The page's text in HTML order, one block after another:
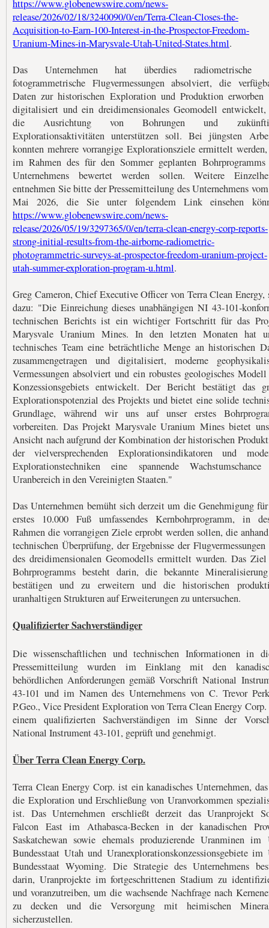
https://www.globenewswire.com/news-
release/2026/02/18/3240090/0/en/Terra-Clean-Closes-the-
Acquisition-to-Earn-100-Interest-in-the-Prospector-Freedom-
Uranium-Mines-in-Marysvale-Utah-United-States.html.
Das Unternehmen hat überdies radiometrische
fotogrammetrische Flugvermessungen absolviert, die
Daten zur historischen Exploration und Produktion erworben
digitalisiert und ein dreidimensionales Geomodell entwickelt,
die Ausrichtung von Bohrungen und
Explorationsaktivitäten unterstützen soll. Bei jüngsten
konnten mehrere vorrangige Explorationsziele ermittelt
im Rahmen des für den Sommer geplanten Bohrprogramms
Unternehmens bewertet werden sollen. Weitere
entnehmen Sie bitte der Pressemitteilung des Unternehmens
Mai 2026, die Sie unter folgendem Link einsehen
https://www.globenewswire.com/news-
release/2026/05/19/3297365/0/en/terra-clean-energy-corp-reports-
strong-initial-results-from-the-airborne-radiometric-
photogrammetric-surveys-at-prospector-freedom-uranium-project-
utah-summer-exploration-program-u.html.
Greg Cameron, Chief Executive Officer von Terra Clean Energy,
dazu: "Die Einreichung dieses unabhängigen NI 43-101-
technischen Berichts ist ein wichtiger Fortschritt für das
Marysvale Uranium Mines. In den letzten Monaten hat
technisches Team eine beträchtliche Menge an historischen
zusammengetragen und digitalisiert, moderne
Vermessungen absolviert und ein robustes geologisches Modell
Konzessionsgebiets entwickelt. Der Bericht bestätigt das
Explorationspotenzial des Projekts und bietet eine solide
Grundlage, während wir uns auf unser erstes
vorbereiten. Das Projekt Marysvale Uranium Mines bietet
Ansicht nach aufgrund der Kombination der historischen
der vielversprechenden Explorationsindikatoren und
Explorationstechniken eine spannende
Uranbereich in den Vereinigten Staaten."
Das Unternehmen bemüht sich derzeit um die Genehmigung
erstes 10.000 Fuß umfassendes Kernbohrprogramm, in
Rahmen die vorrangigen Ziele erprobt werden sollen, die
technischen Überprüfung, der Ergebnisse der Flugvermessungen
des dreidimensionalen Geomodells ermittelt wurden. Das Ziel
Bohrprogramms besteht darin, die bekannte
bestätigen und zu erweitern und die historischen
uranhaltigen Strukturen auf Erweiterungen zu untersuchen.
Qualifizierter Sachverständiger
Die wissenschaftlichen und technischen Informationen in
Pressemitteilung wurden im Einklang mit den
behördlichen Anforderungen gemäß Vorschrift National
43-101 und im Namen des Unternehmens von C. Trevor
P.Geo., Vice President Exploration von Terra Clean Energy Corp.
einem qualifizierten Sachverständigen im Sinne der
National Instrument 43-101, geprüft und genehmigt.
Über Terra Clean Energy Corp.
Terra Clean Energy Corp. ist ein kanadisches Unternehmen,
die Exploration und Erschließung von Uranvorkommen
ist. Das Unternehmen erschließt derzeit das Uranprojekt
Falcon East im Athabasca-Becken in der kanadischen
Saskatchewan sowie ehemals produzierende Uranminen im
Bundesstaat Utah und Uranexplorationskonzessionsgebiete im
Bundesstaat Wyoming. Die Strategie des Unternehmens
darin, Uranprojekte im fortgeschrittenen Stadium zu
und voranzutreiben, um die wachsende Nachfrage nach
zu decken und die Versorgung mit heimischen
sicherzustellen.